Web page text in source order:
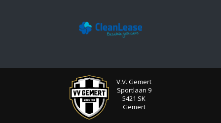
V.V. Gemert
Sportlaan 9
5421 SK
Gemert